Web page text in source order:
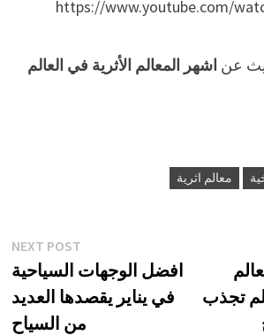
https://www.youtube.com/
عن اشهر المعالم الأثرية في العالم
معالم اثرية
تجذب
NEXT POST
افضل الوجهات السياحية
في يناير يقصدها العديد
من السياح